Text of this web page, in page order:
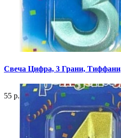
Свеча Цифра, 3 Грани,
55 р.